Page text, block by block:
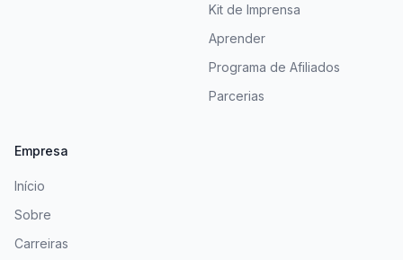
Kit de Imprensa
Aprender
Programa de Afiliados
Parcerias
Empresa
Início
Sobre
Carreiras